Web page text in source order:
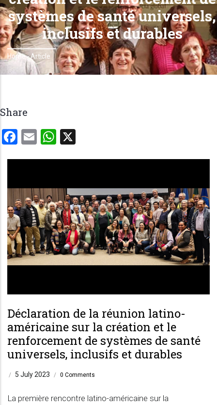
systèmes de santé universels,
inclusifs et durables
Breadcrumb
Home-Article
Share
Facebook
EmailWhatsApp
Déclaration de la réunion latino-
américaine sur la création et le
renforcement de systèmes de santé
universels, inclusifs et durables
/ 5 July 2023 / 0 Comments
La première rencontre latino-américaine sur la